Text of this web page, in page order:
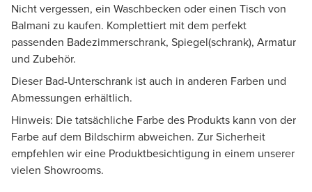
Nicht vergessen, ein Waschbecken oder einen Tisch von
Balmani zu kaufen. Komplettiert mit dem perfekt
passenden Badezimmerschrank, Spiegel(schrank), Armatur
und Zubehör.
Dieser Bad-Unterschrank ist auch in anderen Farben und
Abmessungen erhältlich.
Hinweis: Die tatsächliche Farbe des Produkts kann von der
Farbe auf dem Bildschirm abweichen. Zur Sicherheit
empfehlen wir eine Produktbesichtigung in einem unserer
vielen Showrooms.